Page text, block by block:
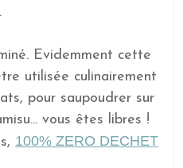
Evidemment cette
utilisée culinairement
pour saupoudrer sur
vous êtes libres !
100% ZERO DECHET